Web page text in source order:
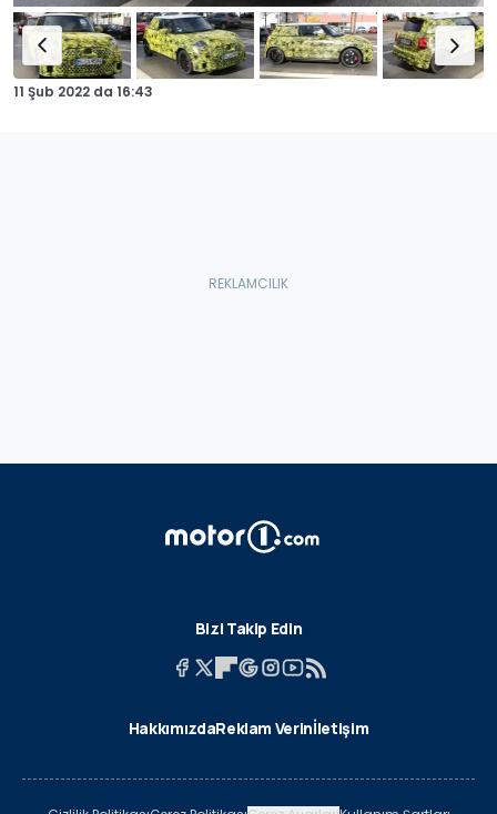
11 Şub 2022 da 16:43
Bizi Takip Edin
HakkımızdaReklam Verinİletişim